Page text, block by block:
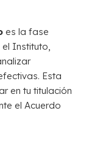
es la fase
Instituto,
Esta
en tu titulación
el Acuerdo